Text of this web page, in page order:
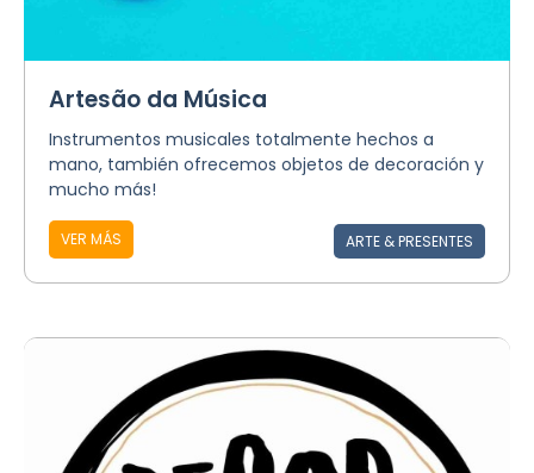
Artesão da Música
Instrumentos musicales totalmente hechos a
mano, también ofrecemos objetos de decoración y
mucho más!
VER MÁS ARTE & PRESENTES